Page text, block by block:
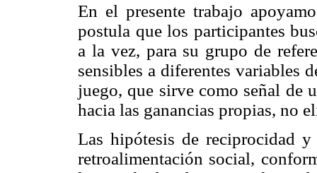
En el presente trabajo
postula que los participantes
a la vez, para su grupo de
sensibles a diferentes variables
juego, que sirve como señal de
hacia las ganancias propias, no
Las hipótesis de reciprocidad
retroalimentación social,